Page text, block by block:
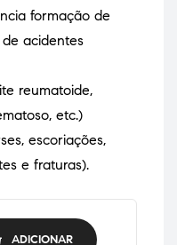
formação de
acidentes
reumatoide,
etc.)
escoriações,
e fraturas).
ADICIONAR